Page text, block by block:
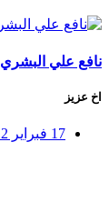
نافع علي البشري
اخ عزيز
17 فبراير 2012